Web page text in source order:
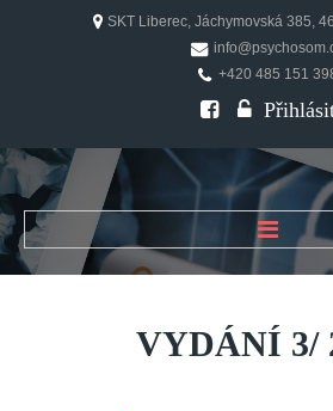
SKT Liberec, Jáchymovská 385,
+420 485 151
ÚVOD
O ČASOPISU
Historie
VYDÁNÍ 3/